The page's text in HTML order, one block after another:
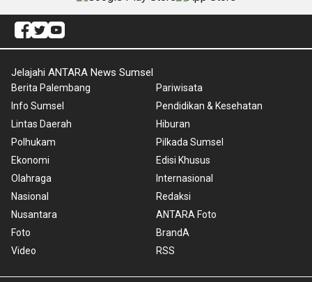
Jelajahi ANTARA News Sumsel
Berita Palembang
Info Sumsel
Lintas Daerah
Polhukam
Ekonomi
Olahraga
Nasional
Nusantara
Foto
Video
Pariwisata
Pendidikan & Kesehatan
Hiburan
Pilkada Sumsel
Edisi Khusus
Internasional
Redaksi
ANTARA Foto
BrandA
RSS